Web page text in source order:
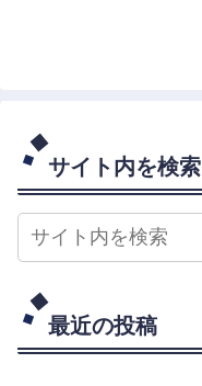
サイト内を検索
最近の投稿